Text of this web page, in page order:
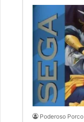
Poderoso Porco